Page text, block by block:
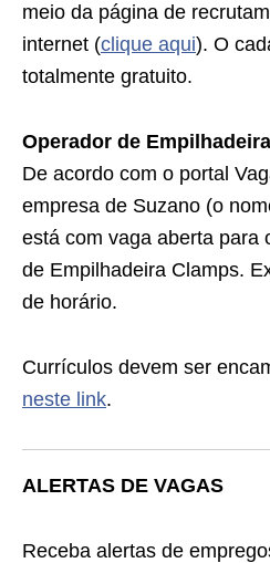
meio da página de
internet (clique aqui). O
totalmente gratuito.
Operador de
De acordo com o portal
empresa de Suzano (o
está com vaga aberta para
de Empilhadeira Clamps.
de horário.
Currículos devem ser
neste link.
ALERTAS DE VAGAS
Receba alertas de